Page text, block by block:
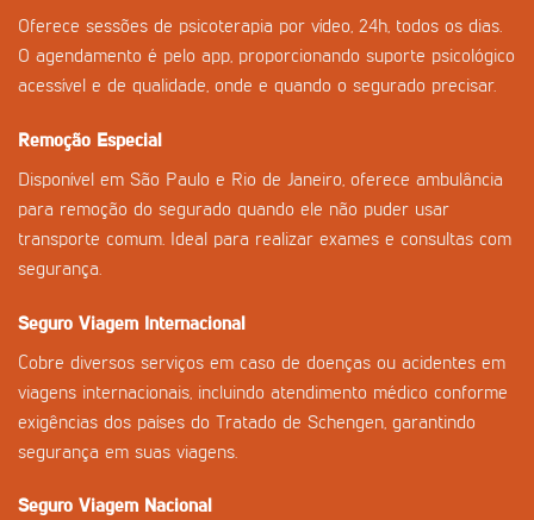
Oferece sessões de psicoterapia por vídeo, 24h, todos os dias.
O agendamento é pelo app, proporcionando suporte psicológico
acessível e de qualidade, onde e quando o segurado precisar.
Remoção Especial
Disponível em São Paulo e Rio de Janeiro, oferece ambulância
para remoção do segurado quando ele não puder usar
transporte comum. Ideal para realizar exames e consultas com
segurança.
Seguro Viagem Internacional
Cobre diversos serviços em caso de doenças ou acidentes em
viagens internacionais, incluindo atendimento médico conforme
exigências dos países do Tratado de Schengen, garantindo
segurança em suas viagens.
Seguro Viagem Nacional